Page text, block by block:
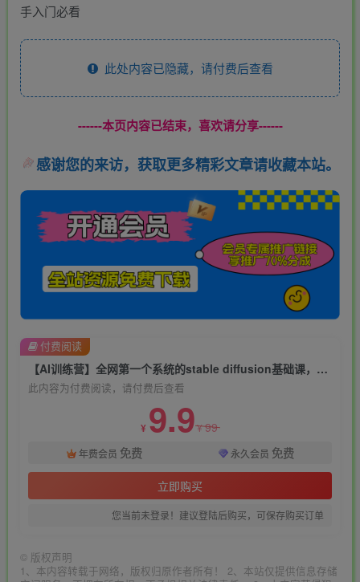
此处内容已隐藏，请付费后查看
------本页内容已结束，喜欢请分享------
感谢您的来访，获取更多精彩文章请收藏本站。
【AI训练营】全网第一个系统的stable diffusion基础课，新手入门必看
此内容为付费阅读，请付费后查看
¥ 9.9¥99
年费会员 免费 永久会员 免费
立即购买
您当前未登录！建议登陆后购买，可保存购买订单
付费阅读
© 版权声明
1、本内容转载于网络，版权归原作者所有！ 2、本站仅提供信息存储